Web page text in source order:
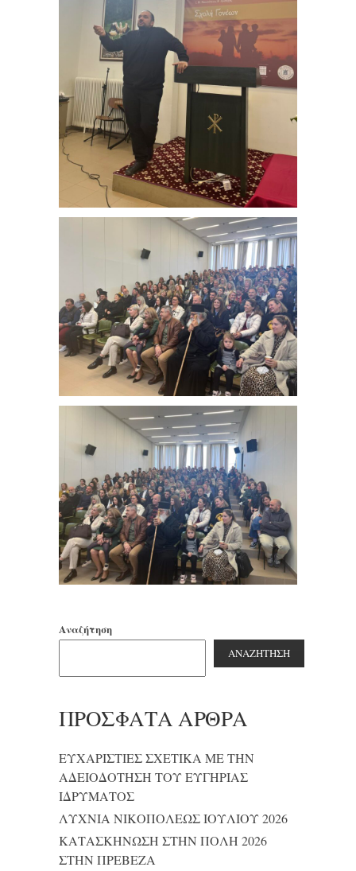
Αναζήτηση
ΑΝΑΖΉΤΗΣΗ
ΠΡΌΣΦΑΤΑ ΆΡΘΡΑ
ΕΥΧΑΡΙΣΤΙΕΣ ΣΧΕΤΙΚΑ ΜΕ ΤΗΝ
ΑΔΕΙΟΔΟΤΗΣΗ ΤΟΥ ΕΥΓΗΡΙΑΣ
ΙΔΡΥΜΑΤΟΣ
ΛΥΧΝΙΑ ΝΙΚΟΠΟΛΕΩΣ ΙΟΥΛΙΟΥ 2026
ΚΑΤΑΣΚΗΝΩΣΗ ΣΤΗΝ ΠΟΛΗ 2026
ΣΤΗΝ ΠΡΕΒΕΖΑ